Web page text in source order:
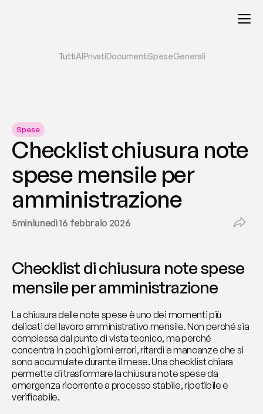
TuttiAIPrivatiDocumentiSpeseGenerali
Spese
Checklist chiusura note
spese mensile per
amministrazione
5minlunedì 16 febbraio 2026
Checklist di chiusura note spese
mensile per amministrazione
La chiusura delle note spese è uno dei momenti più
delicati del lavoro amministrativo mensile. Non perché sia
complessa dal punto di vista tecnico, ma perché
concentra in pochi giorni errori, ritardi e mancanze che si
sono accumulate durante il mese. Una checklist chiara
permette di trasformare la chiusura note spese da
emergenza ricorrente a processo stabile, ripetibile e
verificabile.